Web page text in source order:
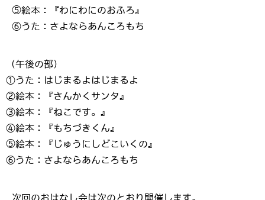
⑤絵本：『わにわにのおふろ』
⑥うた：さよならあんころもち
（午後の部）
①うた：はじまるよはじまるよ
②絵本：『さんかくサンタ』
③絵本：『ねこです。』
④絵本：『もちづきくん』
⑤絵本：『じゅうにしどこいくの』
⑥うた：さよならあんころもち
次回のおはなし会は次のとおり開催します。